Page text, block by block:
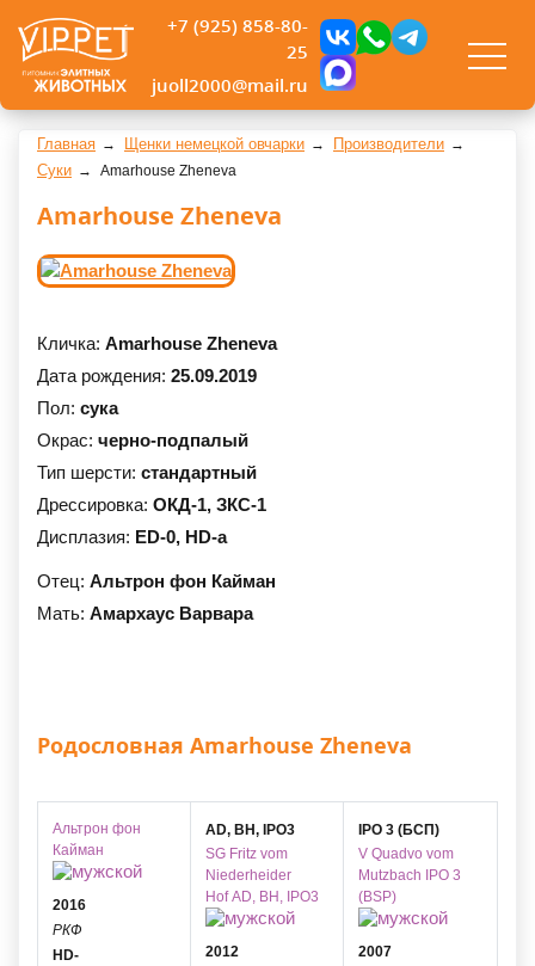
+7 (925) 858-80-
25
juoll2000@mail.ru
Главная Щенки немецкой овчарки
Производители
Суки
Amarhouse Zheneva
Amarhouse Zheneva
Кличка: Amarhouse Zheneva
Дата рождения: 25.09.2019
Пол: сука
Окрас: черно-подпалый
Тип шерсти: стандартный
Дрессировка: ОКД-1, ЗКС-1
Дисплазия: ED-0, HD-a
Отец: Альтрон фон Кайман
Мать: Амархаус Варвара
Родословная Amarhouse Zheneva
Альтрон фон
Кайман
2016
РКФ
HD-
AD, BH, IPO3
SG Fritz vom
Niederheider
HofAD, BH, IPO3
2012
IPO 3 (БСП)
V Quadvo vom
Mutzbach
IPO 3
(BSP)
2007